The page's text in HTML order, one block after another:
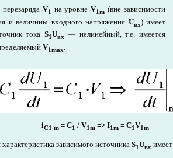
V1 на уровнеV1m (вне зависимости
и величины входного напряжения Uвх) имеет
тока S1Uвх — нелинейный, т.е. имеется
V1max
iC1 m = C1 / V1m => I1m = C1V1m
зависимого источника S1Uвх